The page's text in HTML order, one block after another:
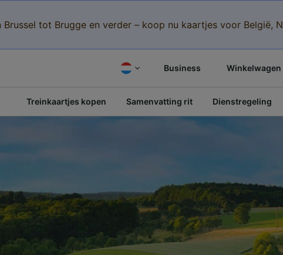
Brussel tot Brugge en verder – koop nu kaartjes voor België,
Business Winkelwagen
Treinkaartjes kopen Samenvatting rit Dienstregeling